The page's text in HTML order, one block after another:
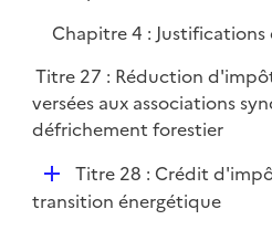
Chapitre 4 :
Titre 27 : Réduction
versées aux associations
défrichement forestier
D
é
Titre 28 : Crédit
transition énergétique